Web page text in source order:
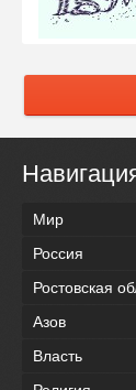
Мир
Россия
Ростовская
Азов
Власть